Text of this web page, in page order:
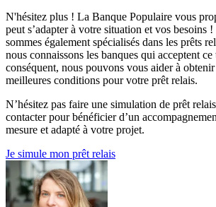
N'hésitez plus ! La Banque Populaire vous
peut s’adapter à votre situation et vos besoins
sommes également spécialisés dans les prêts
nous connaissons les banques qui acceptent
conséquent, nous pouvons vous aider à
meilleures conditions pour votre prêt relais.
N’hésitez pas faire une simulation de prêt
contacter pour bénéficier d’un
mesure et adapté à votre projet.
Je simule mon prêt relais